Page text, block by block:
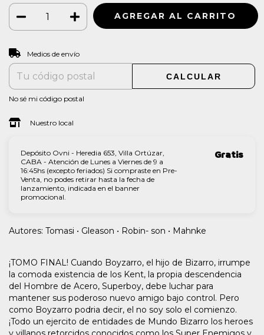
Entregas para el CP:
Medios de envío
CALCULAR
No sé mi código postal
Nuestro local
Depósito Ovni - Heredia 653, Villa Ortúzar,
CABA - Atención de Lunes a Viernes de 9 a
16:45hs (excepto feriados) Si compraste en Pre-
Venta, no podes retirar hasta la fecha de
lanzamiento, indicada en el banner
promocional.
Gratis
Autores: Tomasi • Gleason • Robin- son • Mahnke
¡TOMO FINAL! Cuando Boyzarro, el hijo de Bizarro, irrumpe
la comoda existencia de los Kent, la propia descendencia
del Hombre de Acero, Superboy, debe luchar para
mantener sus poderoso nuevo amigo bajo control. Pero
como Boyzarro podria decir, el no soy solo el comienzo.
¡Todo un ejercito de entidades de Mundo Bizarro los heroes